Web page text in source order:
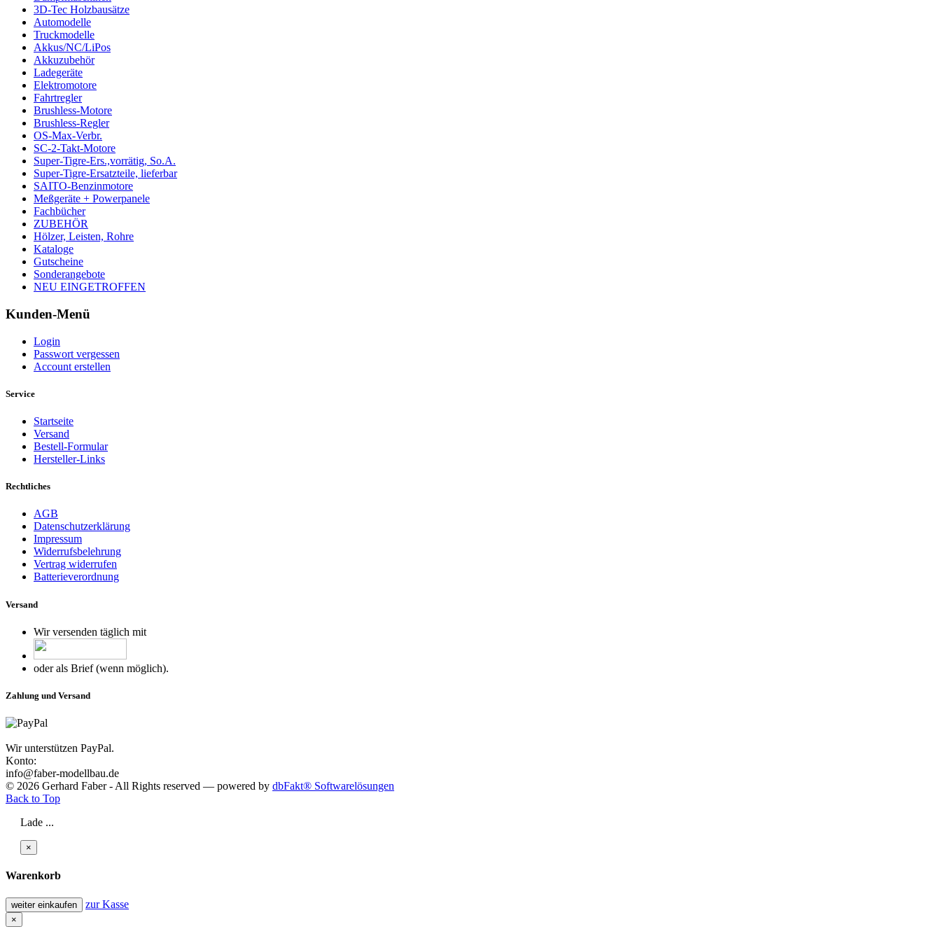
3D-Tec Holzbausätze
Automodelle
Truckmodelle
Akkus/NC/LiPos
Akkuzubehör
Ladegeräte
Elektromotore
Fahrtregler
Brushless-Motore
Brushless-Regler
OS-Max-Verbr.
SC-2-Takt-Motore
Super-Tigre-Ers.,vorrätig, So.A.
Super-Tigre-Ersatzteile, lieferbar
SAITO-Benzinmotore
Meßgeräte + Powerpanele
Fachbücher
ZUBEHÖR
Hölzer, Leisten, Rohre
Kataloge
Gutscheine
Sonderangebote
NEU EINGETROFFEN
Kunden-Menü
Login
Passwort vergessen
Account erstellen
Service
Startseite
Versand
Bestell-Formular
Hersteller-Links
Rechtliches
AGB
Datenschutzerklärung
Impressum
Widerrufsbelehrung
Vertrag widerrufen
Batterieverordnung
Versand
Wir versenden täglich mit
oder als Brief (wenn möglich).
Zahlung und Versand
Wir unterstützen PayPal.
Konto:
info@faber-modellbau.de
© 2026 Gerhard Faber - All Rights reserved — powered by dbFakt® Softwarelösungen
Back to Top
Lade ...
×
Warenkorb
weiter einkaufen zur Kasse
×